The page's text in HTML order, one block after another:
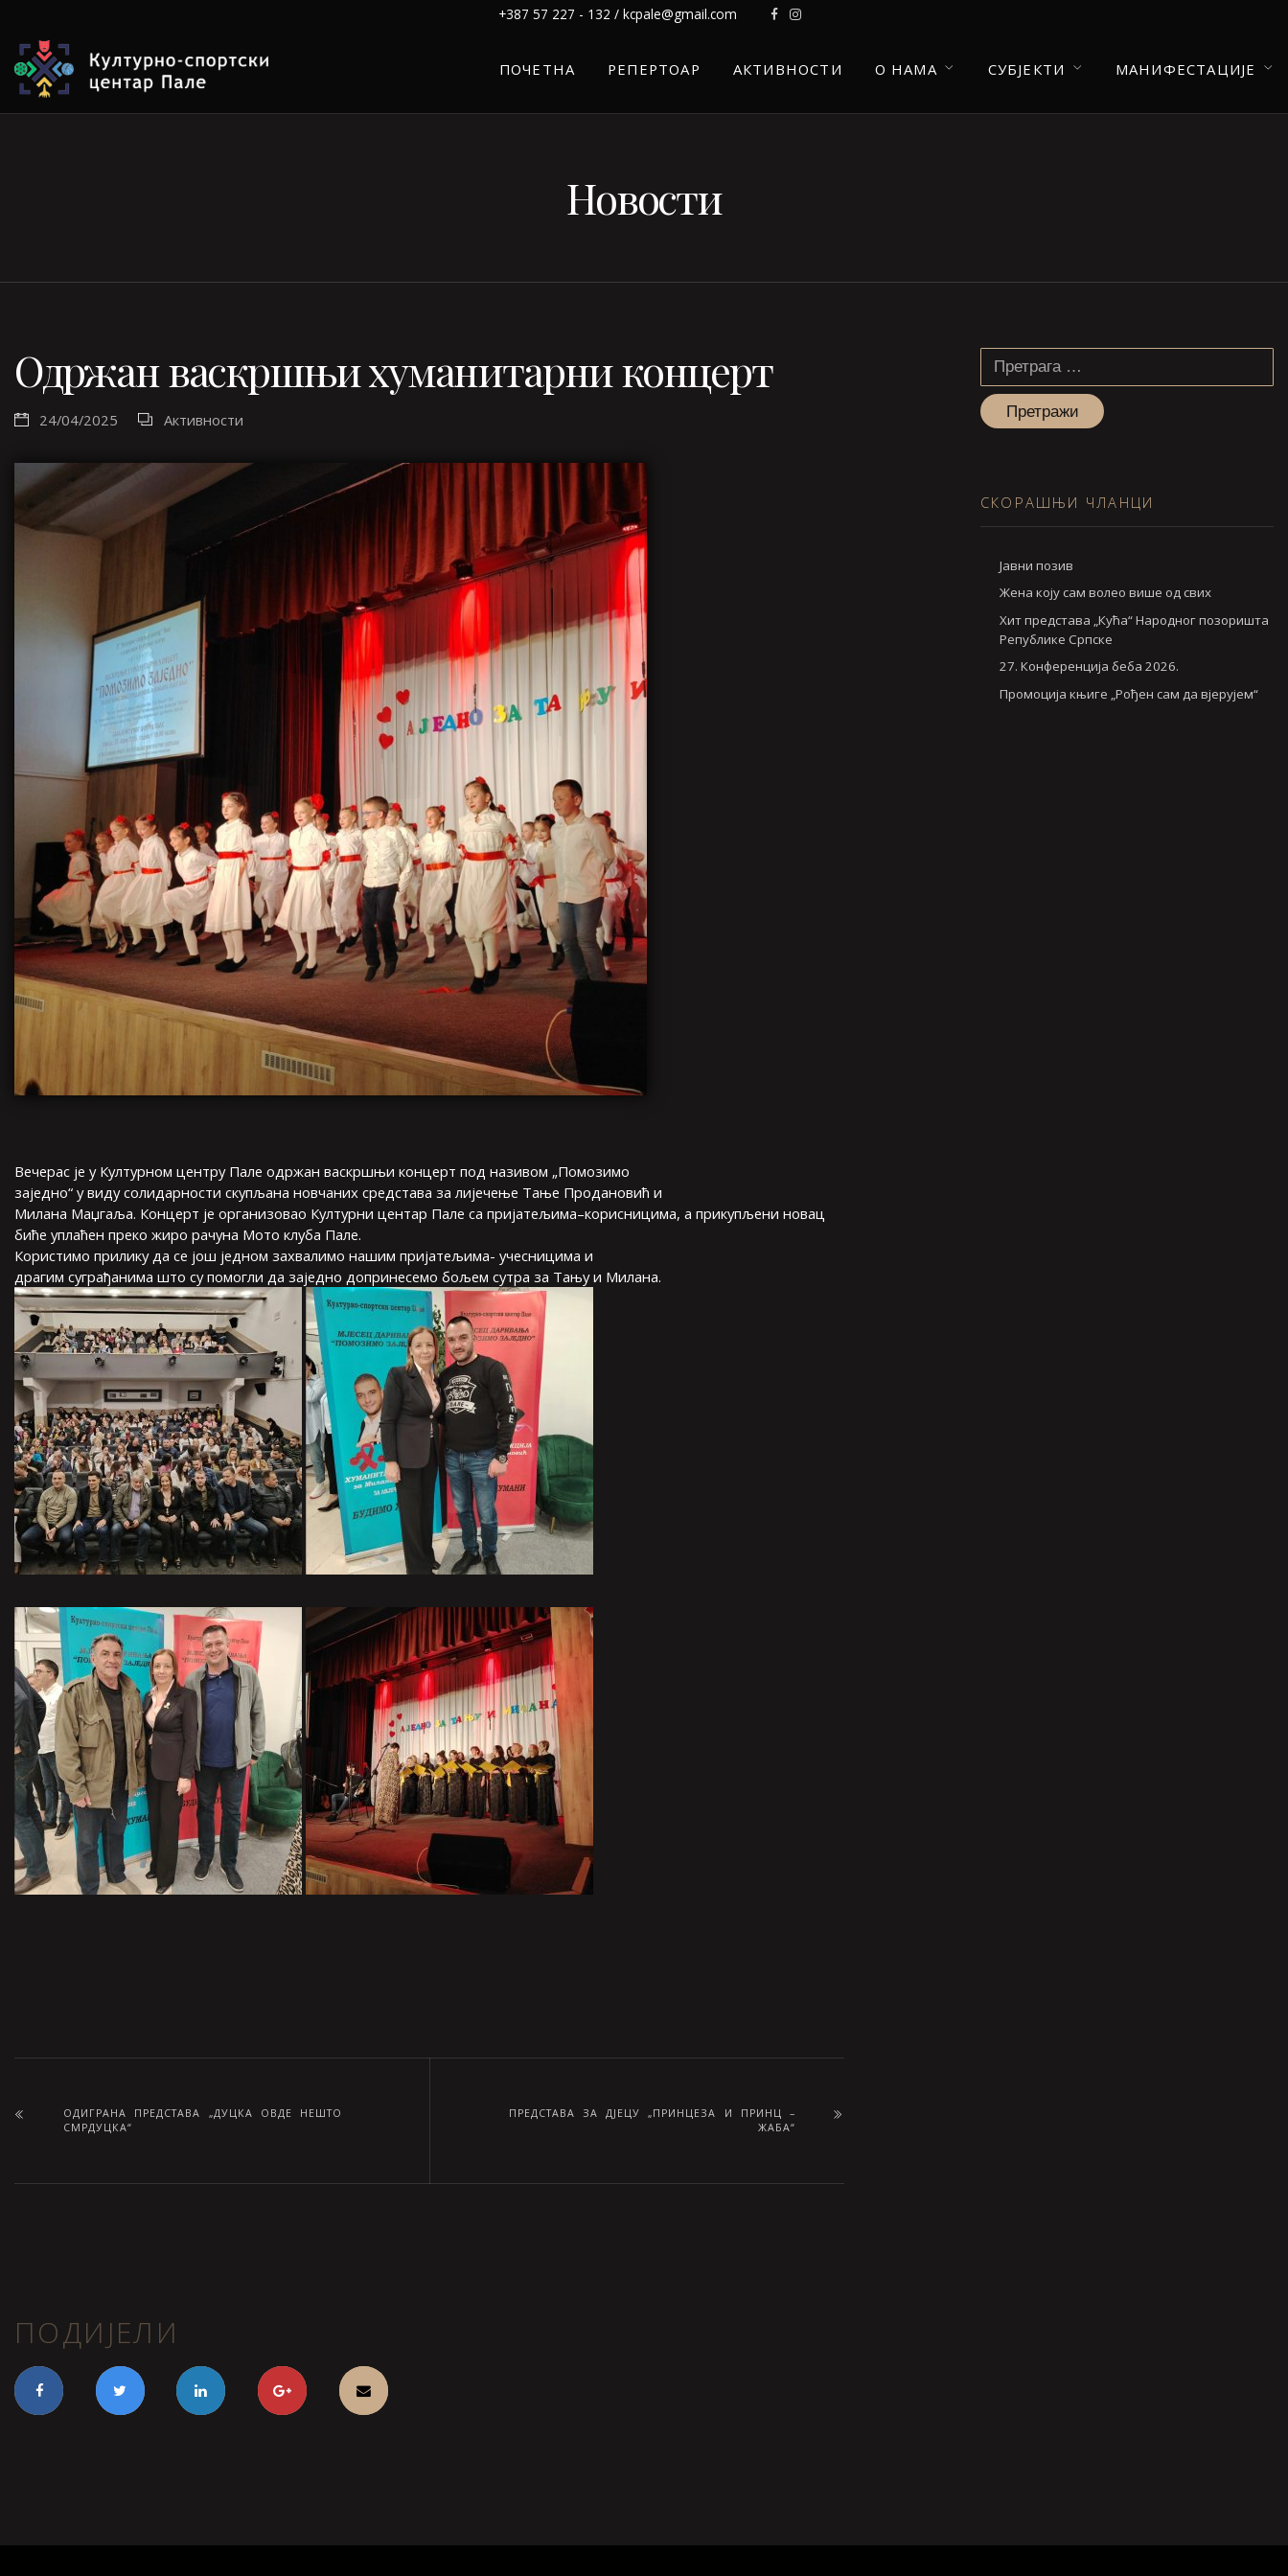
+387 57 227 - 132 / kcpale@gmail.com
ПОЧЕТНА РЕПЕРТОАР АКТИВНОСТИ О НАМА СУБЈЕКТИ МАНИФЕСТАЦИЈЕ
Новости
Одржан васкршњи хуманитарни концерт
24/04/2025 Активности
Вечерас је у Културном центру Пале одржан васкршњи концерт под називом „Помозимо
заједно“ у виду солидарности скупљана новчаних средстава за лијечење Тање Продановић и
Милана Маџгаља. Концерт је организовао Културни центар Пале са пријатељима–корисницима, а прикупљени новац
биће уплаћен преко жиро рачуна Мото клуба Пале.
Користимо прилику да се још једном захвалимо нашим пријатељима- учесницима и
драгим суграђанима што су помогли да заједно допринесемо бољем сутра за Тању и Милана.
ОДИГРАНА ПРЕДСТАВА „ДУЦКА ОВДЕ НЕШТО
СМРДУЦКА“
ПРЕДСТАВА ЗА ДЈЕЦУ „ПРИНЦЕЗА И ПРИНЦ –
ЖАБА“
ПОДИЈЕЛИ
за:
СКОРАШЊИ ЧЛАНЦИ
Jавни позив
Жена коју сам волео више од свих
Хит представа „Кућа“ Народног позоришта
Републике Српске
27. Конференција беба 2026.
Промоција књиге „Рођен сам да вјерујем“